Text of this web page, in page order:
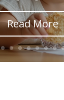
Read More